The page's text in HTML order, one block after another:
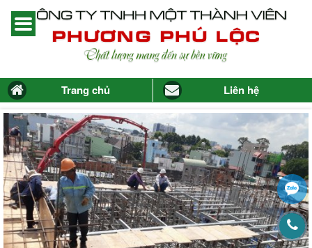
Trang chủ Liên hệ